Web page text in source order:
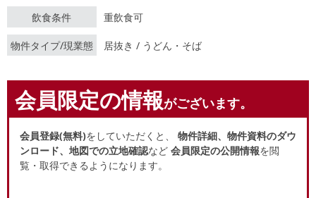
飲食条件 重飲食可
物件タイプ/現業態 居抜き / うどん・そば
会員限定の情報がございます。
会員登録(無料)をしていただくと、 物件詳細、物件資料のダウ
ンロード、地図での立地確認など 会員限定の公開情報を閲
覧・取得できるようになります。